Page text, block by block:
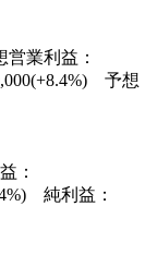
業利益：
予想
：
純利益：